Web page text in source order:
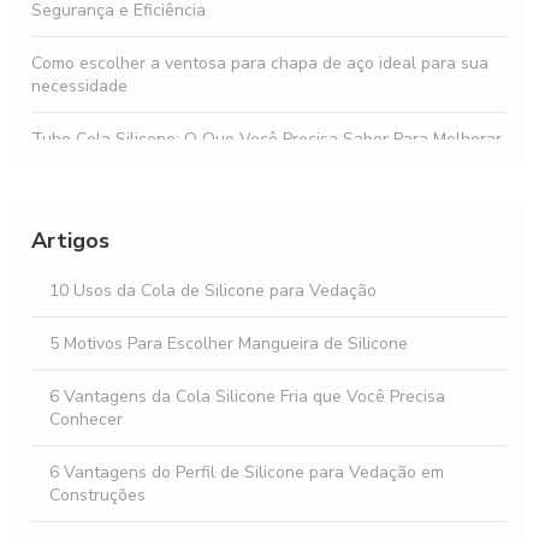
Segurança e Eficiência
Como escolher a ventosa para chapa de aço ideal para sua
necessidade
Tubo Cola Silicone: O Que Você Precisa Saber Para Melhorar
e conforto em sua varanda
Perfil de silicone para vidro temperado é a solução ideal para
vedação e proteção em projetos de construção
Descubra o Preço de Tubo de Silicone e Como Escolher o
Ideal
Artigos
10 Usos da Cola de Silicone para Vedação
5 Motivos Para Escolher Mangueira de Silicone
6 Vantagens da Cola Silicone Fria que Você Precisa
Conhecer
6 Vantagens do Perfil de Silicone para Vedação em
Construções